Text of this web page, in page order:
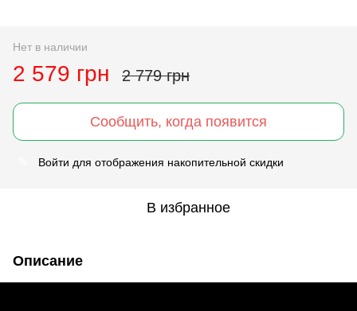
Нет в наличии
2 579 грн 2 779 грн
Сообщить, когда появится
Войти для отображения накопительной скидки
В избранное
Описание